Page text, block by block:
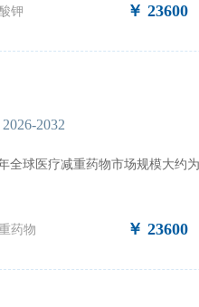
钾 ￥ 23600
2032
球医疗减重药物市场规模大约
药物 ￥ 23600